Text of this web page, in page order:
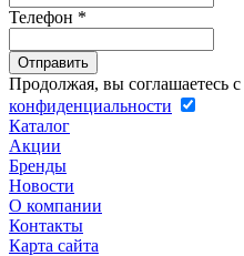
Телефон *
Продолжая, вы соглашаетесь с
конфиденциальности
Каталог
Акции
Бренды
Новости
О компании
Контакты
Карта сайта